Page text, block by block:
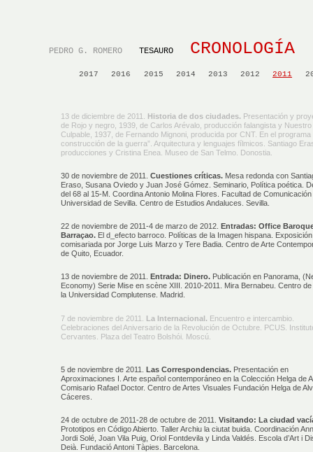
PEDRO G. ROMERO TESAURO CRONOLOGÍA
2017 2016 2015 2014 2013 2012 2011
13 de diciembre de 2011. Historia de dos ciudades. Presentación y
de Rojo y negro, 1939, de Carlos Arévalo, producción falangista y Nuestro
Culpable, 1937, de Fernando Mignoni, producida por CNT. En el programa
construcción de la guerra”. Arquitectura y lenguajes fílmicos. Santiago
producciones y Cristina Enea. Museo de San Telmo. Donostia.
30 de noviembre de 2011.Cuestiones críticas. Mesa redonda con
Eraso, Susana Oviedo y Juan José Gómez. Seminario, Política poética.
del 68 al 15-M. Coordina Antonio Molina Flores. Facultad de Comunicación
Universidad de Sevilla. Centro de Estudios Andaluces. Sevilla.
22 de noviembre de 2011-4 de marzo de 2012.Entradas: Office
Barraçao. El d_efecto barroco. Políticas de la Imagen hispana. Exposición
comisariada por Jorge Luis Marzo y Tere Badia. Centro de Arte
de Quito, Ecuador.
13 de noviembre de 2011.Entrada: Dinero. Publicación en Panorama,
Economy) Serie Mise en scène XIII. 2010-2011. Mira Bernabeu. Centro de
la Universidad Complutense. Madrid.
7 de noviembre de 2011. La Internacional. Encuentro e intercambio.
Celebraciones del Aniversario de la Revolución de Octubre. PCUS.
Cervantes. Plaza del Teatro Bolshói. Moscú.
5 de noviembre de 2011.Las Correspondencias. Presentación en
Aproximaciones I. Arte español contemporáneo en la Colección Helga de
Comisario Rafael Doctor. Centro de Artes Visuales Fundación Helga de
Cáceres.
24 de octubre de 2011-28 de octubre de 2011.Visitando: La ciudad
Prototipos en Código Abierto. Taller Archiu la ciutat buida. Coordinación
Jordi Solé, Joan Vila Puig, Oriol Fontdevila y Linda Valdés. Escola d’Art i
Deià. Fundació Antoni Tàpies. Barcelona.